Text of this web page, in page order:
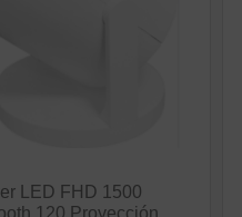
LED FHD 1500
120 Proyección